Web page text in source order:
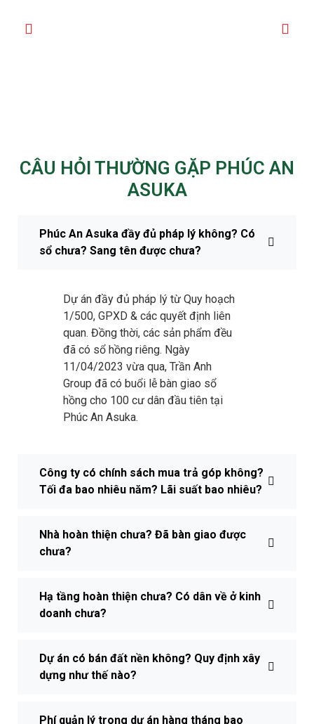
CÂU HỎI THƯỜNG GẶP PHÚC AN
ASUKA
Phúc An Asuka đầy đủ pháp lý không? Có
sổ chưa? Sang tên được chưa?
Dự án đầy đủ pháp lý từ Quy hoạch
1/500, GPXD & các quyết định liên
quan. Đồng thời, các sản phẩm đều
đã có sổ hồng riêng. Ngày
11/04/2023 vừa qua, Trần Anh
Group đã có buổi lễ bàn giao sổ
hồng cho 100 cư dân đầu tiên tại
Phúc An Asuka.
Công ty có chính sách mua trả góp không?
Tối đa bao nhiêu năm? Lãi suất bao nhiêu?
Nhà hoàn thiện chưa? Đã bàn giao được
chưa?
Hạ tầng hoàn thiện chưa? Có dân về ở kinh
doanh chưa?
Dự án có bán đất nền không? Quy định xây
dựng như thế nào?
Phí quản lý trong dự án hàng tháng bao